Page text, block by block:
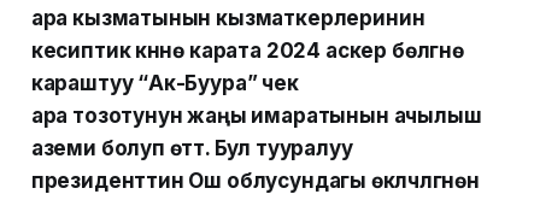
ара кызматынын кызматкерлеринин
кесиптик күнүнө карата 2024 аскер бөлүгүнө
караштуу “Ак-Буура” чек
ара тозотунун жаңы имаратынын ачылыш
аземи болуп өттү. Бул тууралуу
президенттин Ош облусундагы өкүлчүлүгүнөн